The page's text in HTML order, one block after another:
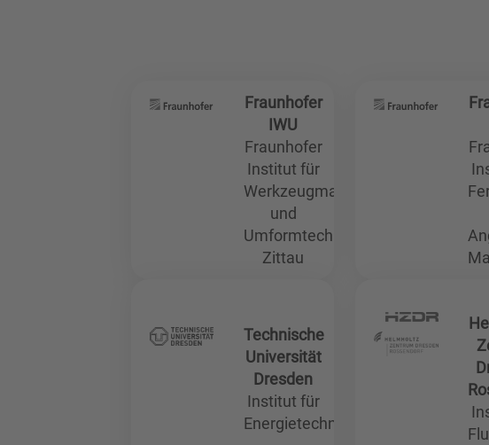
Fraunhofer
IWU
Fraunhofer
Institut für
Werkzeugmaschinen
und
Umformtechnik
Zittau
Technische
Universität
Dresden
Institut für
Energietechnik